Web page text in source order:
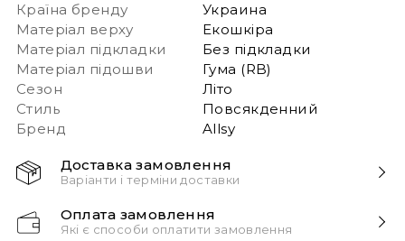
Країна бренду
Украина
Матеріал верху
Екошкіра
Матеріал підкладки
Без підкладки
Матеріал підошви
Гума (RB)
Сезон
Літо
Стиль
Повсякденний
Бренд
Allsy
Доставка замовлення
Варіанти і терміни доставки
моменту замовлення!
Оплата замовлення
Які є способи оплатити замовлення